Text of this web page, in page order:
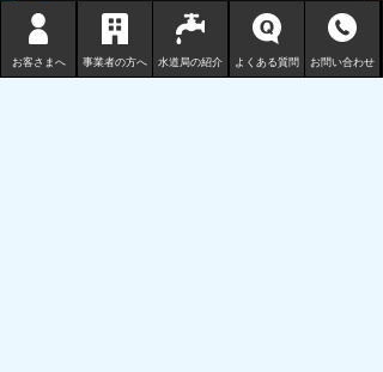
お客さまへ 事業者の方へ 水道局の紹介 よくある質問 お問い合わせ
プライバシーポリシー
リンクについて